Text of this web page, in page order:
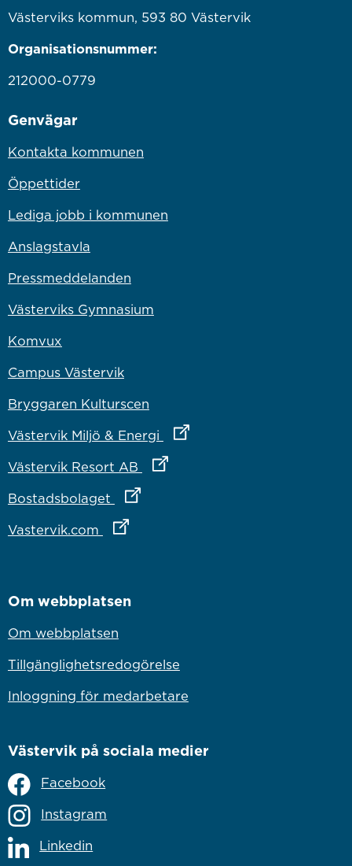
Västerviks kommun, 593 80 Västervik
Organisationsnummer:
212000-0779
Genvägar
Kontakta kommunen
Öppettider
Lediga jobb i kommunen
Anslagstavla
Pressmeddelanden
Västerviks Gymnasium
Komvux
Campus Västervik
Bryggaren Kulturscen
Västervik Miljö & Energi
Länk till annan webbplats
Västervik Resort AB Länk till annan webbplats
Bostadsbolaget Länk till annan webbplats
Vastervik.com Länk till annan webbplats
Om webbplatsen
Om webbplatsen
Tillgänglighetsredogörelse
Inloggning för medarbetare
Västervik på sociala medier
Facebook
Instagram
Linkedin